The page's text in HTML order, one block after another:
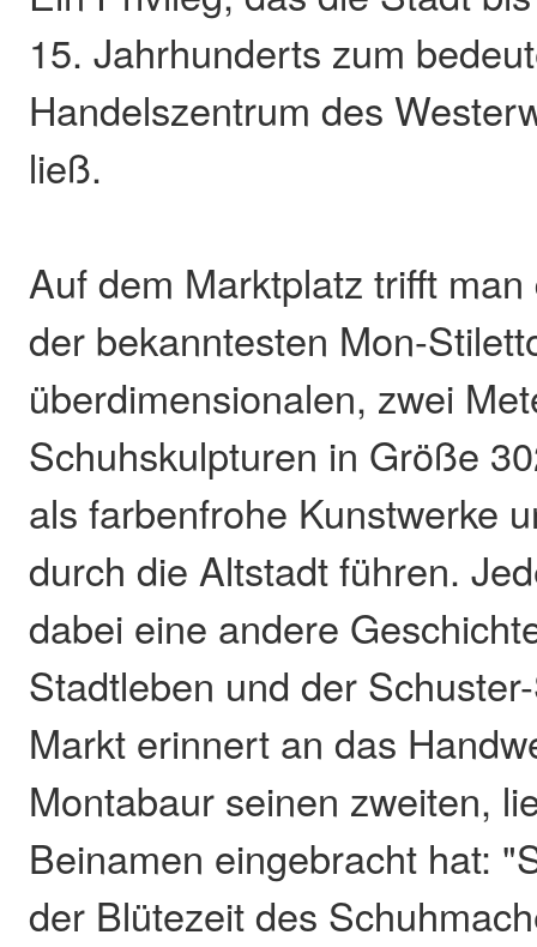
15. Jahrhunderts zum
Handelszentrum des
ließ.
Auf dem Marktplatz trifft
der bekanntesten Mon-
überdimensionalen, zwei
Schuhskulpturen in Größe
als farbenfrohe Kunstwerke
durch die Altstadt führen.
dabei eine andere
Stadtleben und der
Markt erinnert an das
Montabaur seinen zweiten,
Beinamen eingebracht hat:
der Blütezeit des